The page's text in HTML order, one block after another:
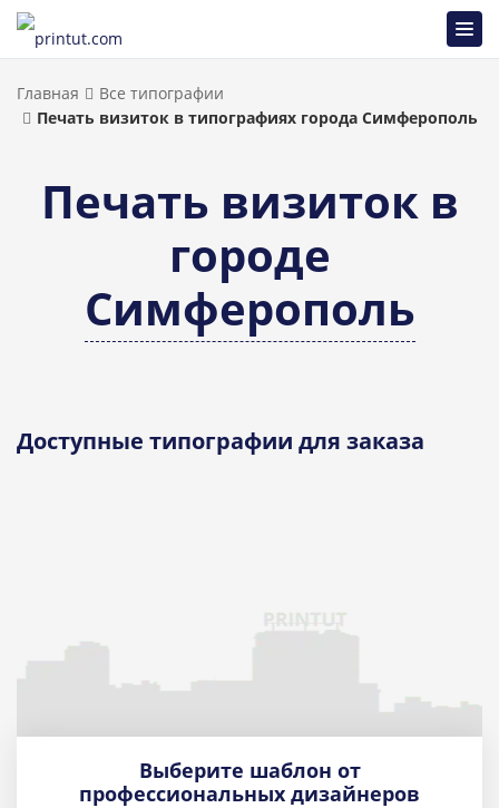
Главная
Все типографии
Печать визиток в типографиях города Симферополь
Печать визиток в
городе
Симферополь
Доступные типографии для заказа
Выберите шаблон от
профессиональных дизайнеров